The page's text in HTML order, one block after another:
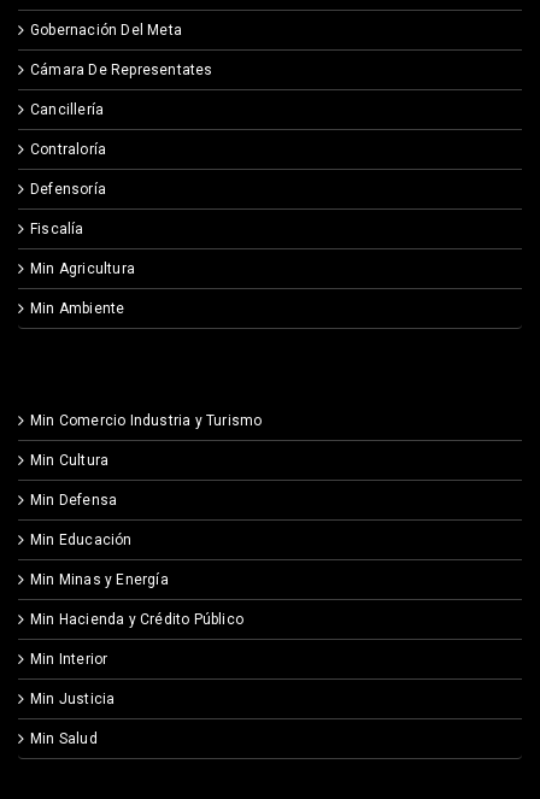
Gobernación Del Meta
Cámara De Representates
Cancillería
Contraloría
Defensoría
Fiscalía
Min Agricultura
Min Ambiente
Min Comercio Industria y Turismo
Min Cultura
Min Defensa
Min Educación
Min Minas y Energía
Min Hacienda y Crédito Público
Min Interior
Min Justicia
Min Salud